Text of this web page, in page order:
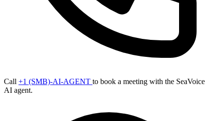
Call +1 (SMB)-AI-AGENT to book a meeting with the SeaVoice
AI agent.